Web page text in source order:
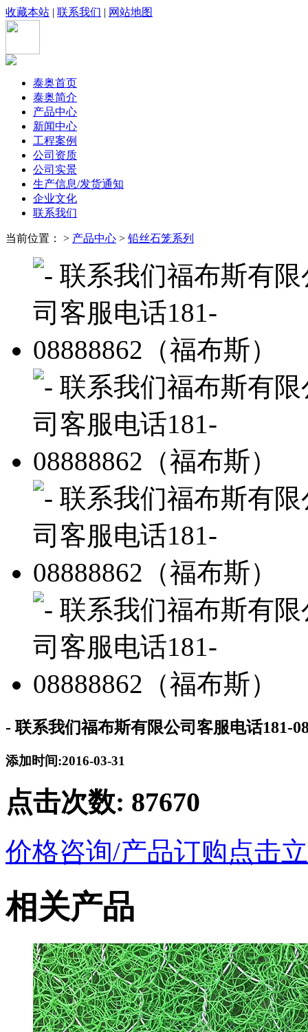
收藏本站 | 联系我们 | 网站地图
泰奥首页
泰奥简介
产品中心
新闻中心
工程案例
公司资质
公司实景
生产信息/发货通知
企业文化
联系我们
当前位置： > 产品中心 > 铅丝石笼系列
- 联系我们福布斯有限公司客服电话181-
添加时间:2016-03-31
点击次数: 87670
价格咨询/产品订购点击
相关产品